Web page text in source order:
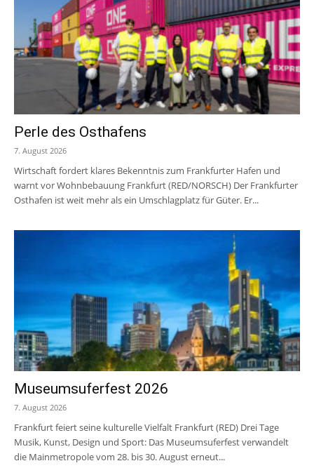
Perle des Osthafens
7. August 2026
Wirtschaft fordert klares Bekenntnis zum Frankfurter Hafen und
warnt vor Wohnbebauung Frankfurt (RED/NORSCH) Der Frankfurter
Osthafen ist weit mehr als ein Umschlagplatz für Güter. Er...
Museumsuferfest 2026
7. August 2026
Frankfurt feiert seine kulturelle Vielfalt Frankfurt (RED) Drei Tage
Musik, Kunst, Design und Sport: Das Museumsuferfest verwandelt
die Mainmetropole vom 28. bis 30. August erneut...